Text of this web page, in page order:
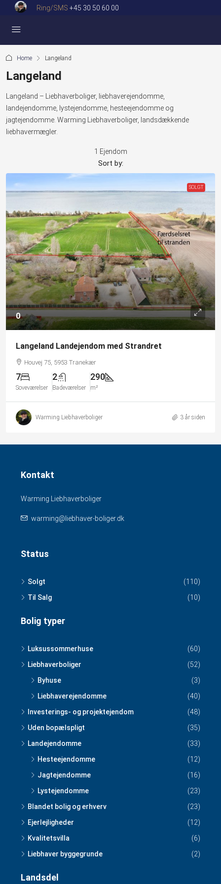
Ring/SMS +45 30 50 60 00
Home Langeland
Langeland
Langeland – Liebhaverboliger, liebhaverejendomme,
landejendomme, lystejendomme, hesteejendomme og
jagtejendomme. Warming Liebhaverboliger, landsdækkende
liebhavermægler.
1 Ejendom
Sort by:
SOLGT
0
Langeland Landejendom med Strandret
Houvej 75, 5953 Tranekær
7
Soveværelser
2
Badeværelser
290
m²
Warming Liebhaverboliger 3 år siden
Kontakt
Warming Liebhaverboliger
warming@liebhaver-boliger.dk
Status
Solgt
(110)
Til Salg
(10)
Bolig typer
Luksussommerhuse
(60)
Liebhaverboliger
(52)
Byhuse
(3)
Liebhaverejendomme
(40)
Investerings- og projektejendom
(48)
Uden bopælspligt
(35)
Landejendomme
(33)
Hesteejendomme
(12)
Jagtejendomme
(16)
Lystejendomme
(23)
Blandet bolig og erhverv
(23)
Ejerlejligheder
(12)
Kvalitetsvilla
(6)
Liebhaver byggegrunde
(2)
Landsdel